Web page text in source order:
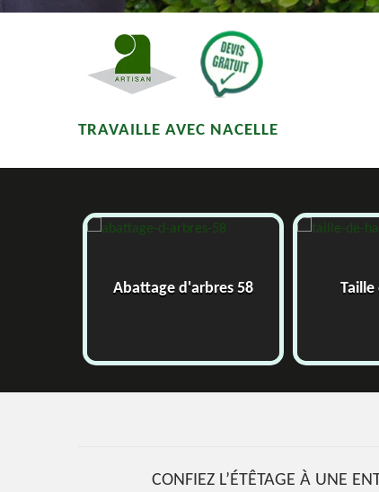
TRAVAILLE AVEC NACELLE
Abattage d'arbres 58 Taille
CONFIEZ L’ÉTÊTAGE À UNE